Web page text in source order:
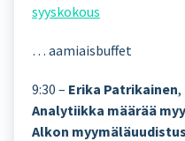
syyskokous
… aamiaisbuffet
9:30 – Erika Patrikainen,
Analytiikka määrää
Alkon myymäläuudistus